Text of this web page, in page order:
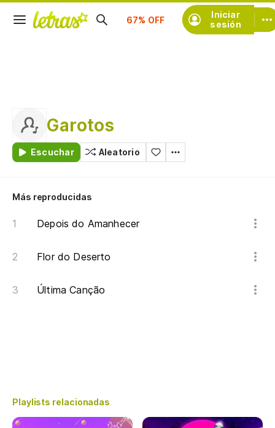
Iniciar
sesión
Suscríbete
Garotos
Escuchar Aleatorio
Más reproducidas
Depois do Amanhecer
Flor do Deserto
Última Canção
Playlists relacionadas